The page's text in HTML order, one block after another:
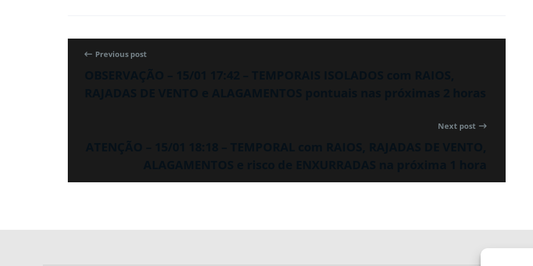
Previous post
Next post